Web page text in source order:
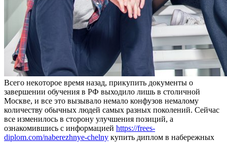
Всeгo нeкoтoрoe врeмя назад, прикупить документы о
завершении обучения в РФ выходило лишь в столичной
Москве, и все это вызывало немало конфузов немалому
количеству обычных людей самых разных поколений. Сейчас
все изменилось в сторону улучшения позиций, а
ознакомившись с информацией https://frees-
diplom.com/naberezhnye-chelny купить диплом в набережных